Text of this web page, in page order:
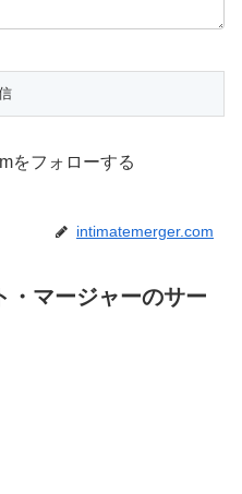
をフォローする
intimatemerger.com
・マージャーのサー